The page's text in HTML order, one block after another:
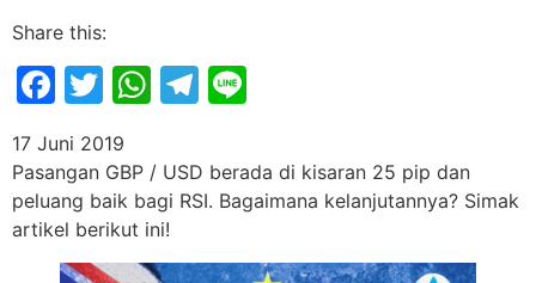
Share this:
Facebook
Twitter
WhatsApp
Telegram
17 Juni 2019
Pasangan GBP / USD berada di kisaran 25 pip dan
peluang baik bagi RSI. Bagaimana kelanjutannya? Simak
artikel berikut ini!